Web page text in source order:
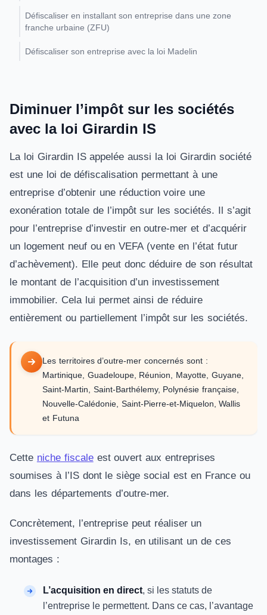
Défiscaliser en installant son entreprise dans une zone
franche urbaine (ZFU)
Défiscaliser son entreprise avec la loi Madelin
Diminuer l’impôt sur les sociétés
avec la loi Girardin IS
La loi Girardin IS appelée aussi la loi Girardin société
est une loi de défiscalisation permettant à une
entreprise d’obtenir une réduction voire une
exonération totale de l’impôt sur les sociétés. Il s’agit
pour l’entreprise d’investir en outre-mer et d’acquérir
un logement neuf ou en VEFA (vente en l’état futur
d’achèvement). Elle peut donc déduire de son résultat
le montant de l’acquisition d’un investissement
immobilier. Cela lui permet ainsi de réduire
entièrement ou partiellement l’impôt sur les sociétés.
Les territoires d’outre-mer concernés sont :
Martinique, Guadeloupe, Réunion, Mayotte, Guyane,
Saint-Martin, Saint-Barthélemy, Polynésie française,
Nouvelle-Calédonie, Saint-Pierre-et-Miquelon, Wallis
et Futuna
Cette niche fiscaleest ouvert aux entreprises
soumises à l’IS dont le siège social est en France ou
dans les départements d’outre-mer.
Concrètement, l’entreprise peut réaliser un
investissement Girardin Is, en utilisant un de ces
montages :
L’acquisition en direct, si les statuts de
l’entreprise le permettent. Dans ce cas, l’avantage